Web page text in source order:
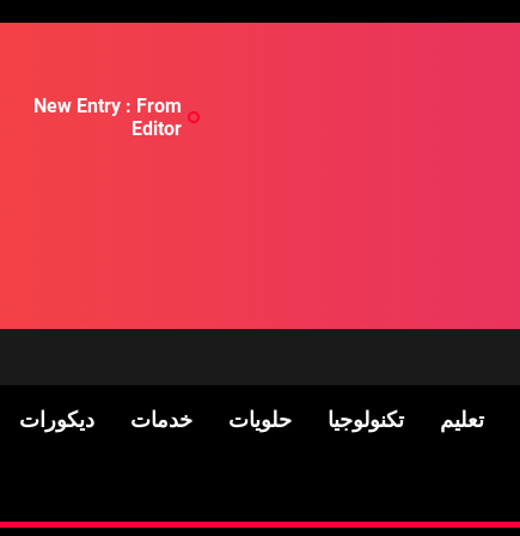
New Entry : From
Editor
تعليم تكنولوجيا حلويات خدمات ديكورات